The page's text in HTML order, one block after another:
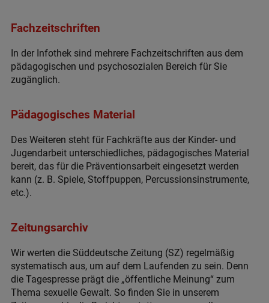
Fachzeitschriften
In der Infothek sind mehrere Fachzeitschriften aus dem
pädagogischen und psychosozialen Bereich für Sie
zugänglich.
Pädagogisches Material
Des Weiteren steht für Fachkräfte aus der Kinder- und
Jugendarbeit unterschiedliches, pädagogisches Material
bereit, das für die Präventionsarbeit eingesetzt werden
kann (z. B. Spiele, Stoffpuppen, Percussionsinstrumente,
etc.).
Zeitungsarchiv
Wir werten die Süddeutsche Zeitung (SZ) regelmäßig
systematisch aus, um auf dem Laufenden zu sein. Denn
die Tagespresse prägt die „öffentliche Meinung“ zum
Thema sexuelle Gewalt. So finden Sie in unserem